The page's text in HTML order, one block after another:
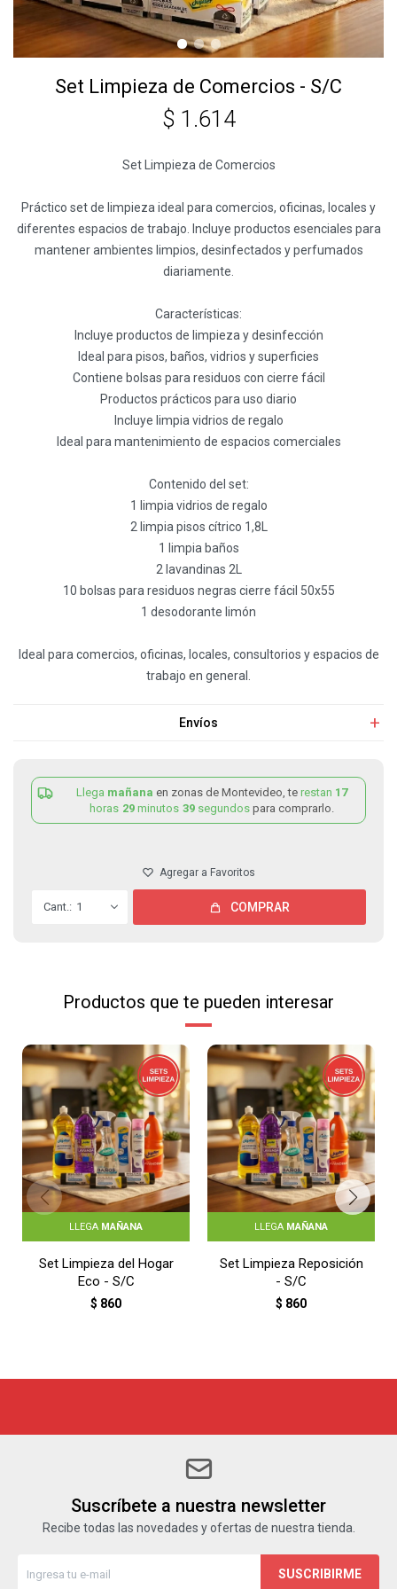
Set Limpieza de Comercios - S/C
$ 1.614
Set Limpieza de Comercios
Práctico set de limpieza ideal para comercios, oficinas, locales y
diferentes espacios de trabajo. Incluye productos esenciales para
mantener ambientes limpios, desinfectados y perfumados
diariamente.
Características:
Incluye productos de limpieza y desinfección
Ideal para pisos, baños, vidrios y superficies
Contiene bolsas para residuos con cierre fácil
Productos prácticos para uso diario
Incluye limpia vidrios de regalo
Ideal para mantenimiento de espacios comerciales
Contenido del set:
1 limpia vidrios de regalo
2 limpia pisos cítrico 1,8L
1 limpia baños
2 lavandinas 2L
10 bolsas para residuos negras cierre fácil 50x55
1 desodorante limón
Ideal para comercios, oficinas, locales, consultorios y espacios de
trabajo en general.
Envíos
Llega mañana en zonas de Montevideo, te restan 17
horas 29 minutos 39 segundos para comprarlo.
1 COMPRAR
Productos que te pueden interesar
LLEGA MAÑANA
Set Limpieza del Hogar
Eco - S/C
$ 860
LLEGA MAÑANA
Set Limpieza Reposición
- S/C
$ 860
Suscríbete a nuestra newsletter
Recibe todas las novedades y ofertas de nuestra tienda.
SUSCRIBIRME